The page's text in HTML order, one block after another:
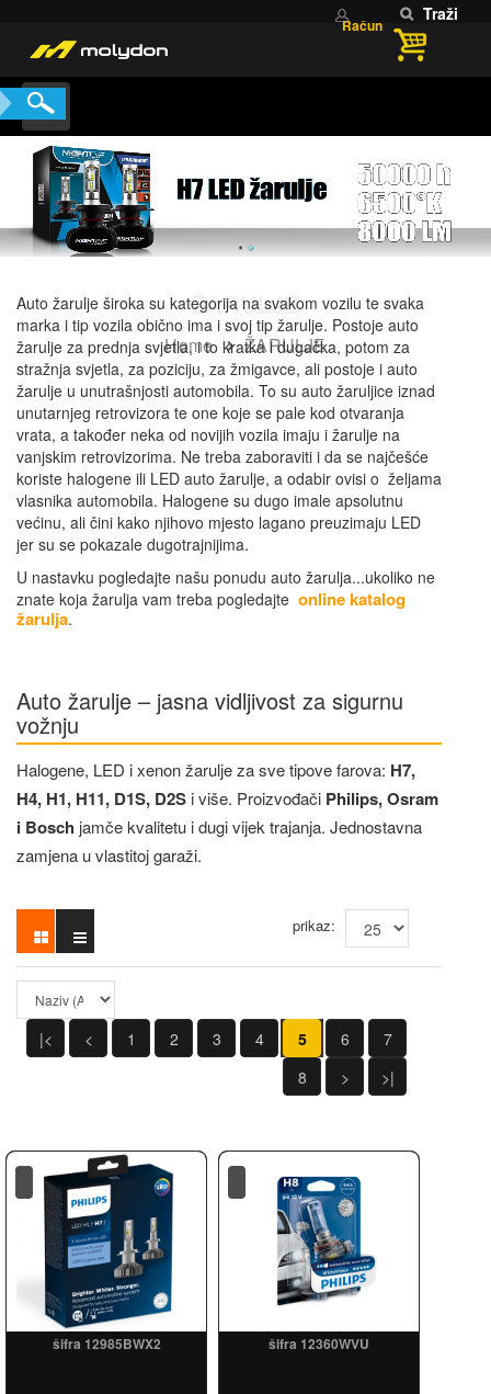
Račun
Traži
ŽARULJE
Home ŽARULJE
Auto žarulje široka su kategorija na svakom vozilu te svaka
marka i tip vozila obično ima i svoj tip žarulje. Postoje auto
žarulje za prednja svjetla, i to kratka i dugačka, potom za
stražnja svjetla, za poziciju, za žmigavce, ali postoje i auto
žarulje u unutrašnjosti automobila. To su auto žaruljice iznad
unutarnjeg retrovizora te one koje se pale kod otvaranja
vrata, a također neka od novijih vozila imaju i žarulje na
vanjskim retrovizorima. Ne treba zaboraviti i da se najčešće
koriste halogene ili LED auto žarulje, a odabir ovisi o željama
vlasnika automobila. Halogene su dugo imale apsolutnu
većinu, ali čini kako njihovo mjesto lagano preuzimaju LED
jer su se pokazale dugotrajnijima.
U nastavku pogledajte našu ponudu auto žarulja...ukoliko ne
znate koja žarulja vam treba pogledajte online katalog
žarulja.
Auto žarulje – jasna vidljivost za sigurnu
vožnju
Halogene, LED i xenon žarulje za sve tipove farova: H7,
H4, H1, H11, D1S, D2S i više. Proizvođači Philips, Osram
i Bosch jamče kvalitetu i dugi vijek trajanja. Jednostavna
zamjena u vlastitoj garaži.
prikaz:
|< < 1 2 3 4 5 6
7
8
> >|
šifra 12985BWX2 šifra 12360WVU